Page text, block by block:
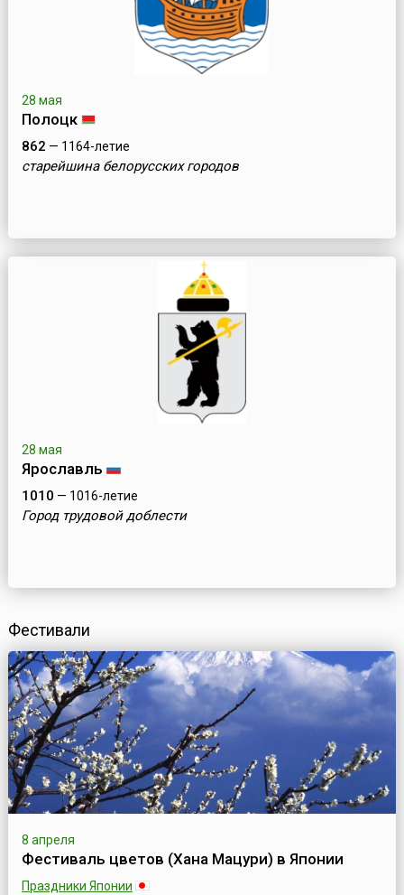
28 мая
Полоцк
862 — 1164-летие
старейшина белорусских городов
28 мая
Ярославль
1010 — 1016-летие
Город трудовой доблести
Фестивали
8 апреля
Фестиваль цветов (Хана Мацури) в Японии
Праздники Японии